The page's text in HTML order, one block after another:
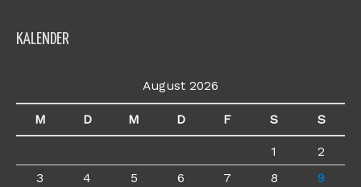
KALENDER
August 2026
M D M D F S S
1
2
3
4 5 6 7 8
9